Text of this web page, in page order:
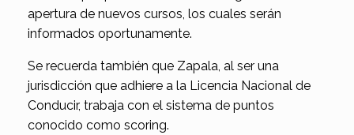
apertura de nuevos cursos, los cuales serán
informados oportunamente.
Se recuerda también que Zapala, al ser una
jurisdicción que adhiere a la Licencia Nacional de
Conducir, trabaja con el sistema de puntos
conocido como scoring.